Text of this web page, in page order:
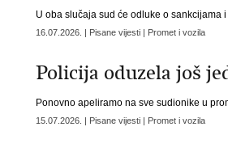
U oba slučaja sud će odluke o
16.07.2026. | Pisane vijesti | Promet i vozila
Policija oduzela još
Ponovno apeliramo na sve sudionike u
15.07.2026. | Pisane vijesti | Promet i vozila